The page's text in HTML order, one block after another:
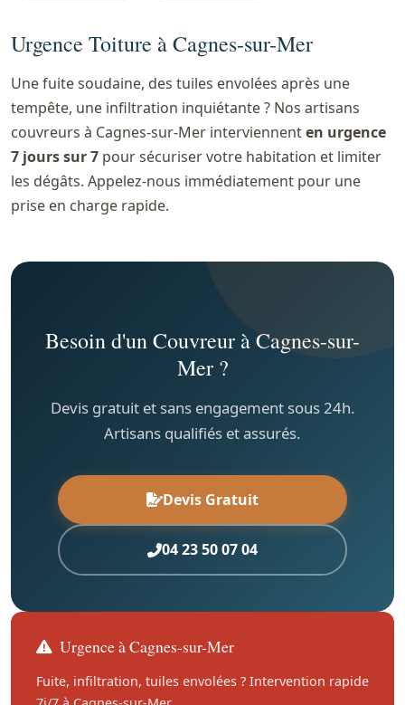
Urgence Toiture à Cagnes-sur-Mer
Une fuite soudaine, des tuiles envolées après une
tempête, une infiltration inquiétante ? Nos artisans
couvreurs à Cagnes-sur-Mer interviennenten urgence
7 jours sur 7 pour sécuriser votre habitation et limiter
les dégâts. Appelez-nous immédiatement pour une
prise en charge rapide.
Besoin d'un Couvreur à Cagnes-sur-
Mer ?
Devis gratuit et sans engagement sous 24h.
Artisans qualifiés et assurés.
Devis Gratuit
04 23 50 07 04
Urgence à Cagnes-sur-Mer
Fuite, infiltration, tuiles envolées ? Intervention rapide